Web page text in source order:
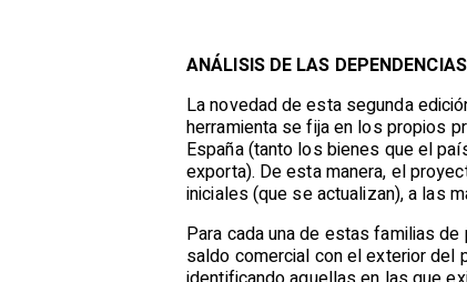
ANÁLISIS DE LAS
La novedad de esta segunda
herramienta se fija en los propios
España (tanto los bienes que el
exporta). De esta manera, el
iniciales (que se actualizan), a las
Para cada una de estas familias
saldo comercial con el exterior del